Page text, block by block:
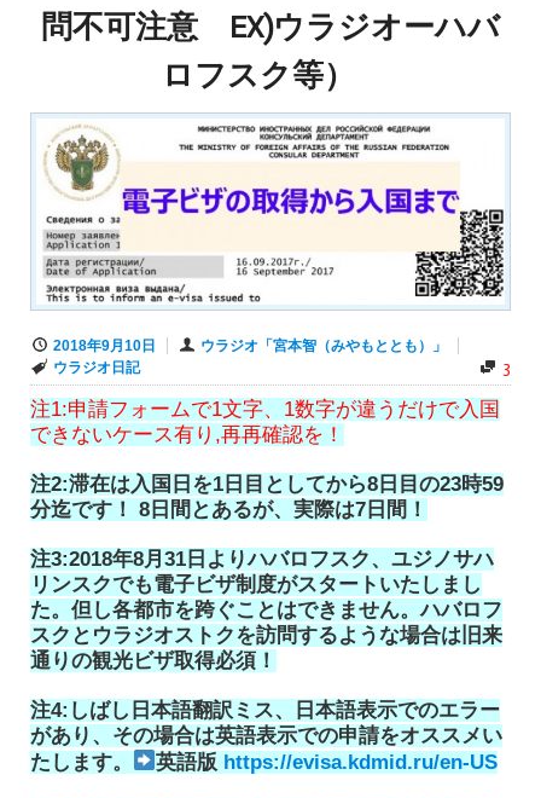
問不可注意 EX)ウラジオーハバ
ロフスク等）
2018年9月10日
ウラジオ「宮本智（みやもととも）」
ウラジオ日記
3
注1:申請フォームで1文字、1数字が違うだけで入国
できないケース有り,再再確認を！
注2:滞在は入国日を1日目としてから8日目の23時59
分迄です！ 8日間とあるが、実際は7日間！
注3:2018年8月31日よりハバロフスク、ユジノサハ
リンスクでも電子ビザ制度がスタートいたしまし
た。但し各都市を跨ぐことはできません。ハバロフ
スクとウラジオストクを訪問するような場合は旧来
通りの観光ビザ取得必須！
注4:しばし日本語翻訳ミス、日本語表示でのエラー
があり、その場合は英語表示での申請をオススメい
たします。
英語版 https://evisa.kdmid.ru/en-US